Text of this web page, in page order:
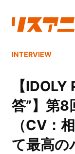
INTERVIEW
【
答”】第8
（CV：
て最高の